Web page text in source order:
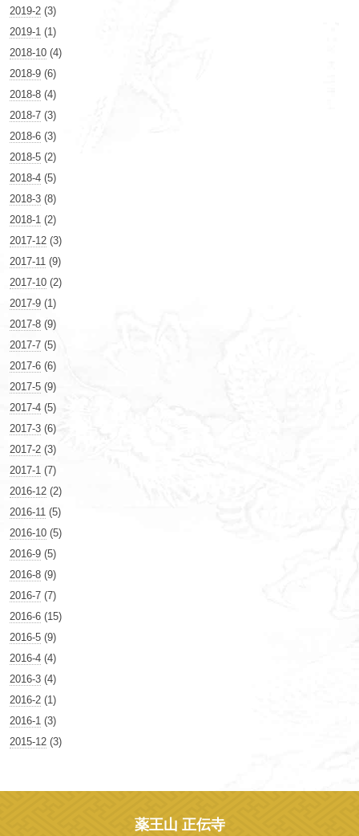
2019-2 (3)
2019-1 (1)
2018-10 (4)
2018-9 (6)
2018-8 (4)
2018-7 (3)
2018-6 (3)
2018-5 (2)
2018-4 (5)
2018-3 (8)
2018-1 (2)
2017-12 (3)
2017-11 (9)
2017-10 (2)
2017-9 (1)
2017-8 (9)
2017-7 (5)
2017-6 (6)
2017-5 (9)
2017-4 (5)
2017-3 (6)
2017-2 (3)
2017-1 (7)
2016-12 (2)
2016-11 (5)
2016-10 (5)
2016-9 (5)
2016-8 (9)
2016-7 (7)
2016-6 (15)
2016-5 (9)
2016-4 (4)
2016-3 (4)
2016-2 (1)
2016-1 (3)
2015-12 (3)
薬王山 正伝寺